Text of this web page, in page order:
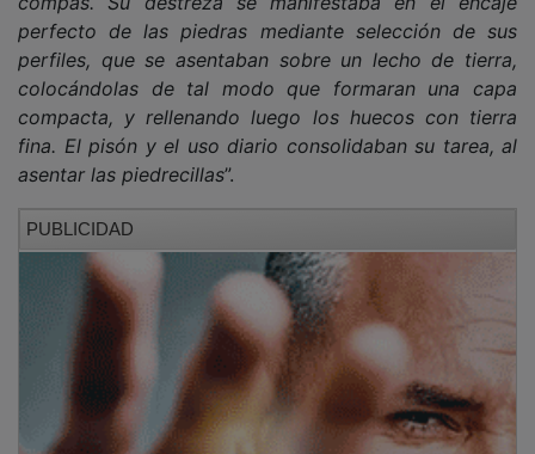
perfecto de las piedras mediante selección de sus
perfiles, que se asentaban sobre un lecho de tierra,
colocándolas de tal modo que formaran una capa
compacta, y rellenando luego los huecos con tierra
fina. El pisón y el uso diario consolidaban su tarea, al
asentar las piedrecillas ”.